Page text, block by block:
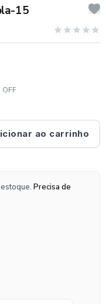
15
OFF
ao carrinho
Precisa de